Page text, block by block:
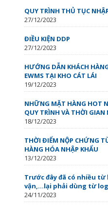
QUY TRÌNH THỦ TỤC
27/12/2023
ĐIỀU KIỆN DDP
27/12/2023
HƯỚNG DẪN KHÁCH
EWMS TẠI KHO CÁT LÁI
19/12/2023
NHỮNG MẶT HÀNG HOT
QUY TRÌNH VÀ THỜI GIAN
18/12/2023
THỜI ĐIỂM NỘP CHỨNG
HÀNG HÓA NHẬP KHẨU
13/12/2023
Trước đây đã có nhiều
vận,…lại phải dùng từ
24/11/2023